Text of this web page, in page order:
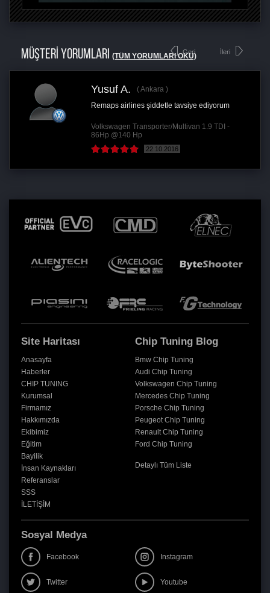
MÜŞTERİ YORUMLARI (TÜM YORUMLARI OKU)
Geri
Yusuf A.
Ankara
Remaps airlines şiddetle tavsiye ediyorum
Volkswagen Transporter/Multivan 1.9 TDI -
86Hp @140 Hp
22.10.2016
İleri
Site Haritası
Anasayfa
Haberler
CHIP TUNING
Kurumsal
Firmamız
Hakkımızda
Ekibimiz
Eğitim
Bayilik
İnsan Kaynakları
Referanslar
SSS
İLETİŞİM
Chip Tuning Blog
Bmw Chip Tuning
Audi Chip Tuning
Volkswagen Chip Tuning
Mercedes Chip Tuning
Porsche Chip Tuning
Peugeot Chip Tuning
Renault Chip Tuning
Ford Chip Tuning
Detaylı Tüm Liste
Sosyal Medya
Facebook Instagram
Twitter Youtube